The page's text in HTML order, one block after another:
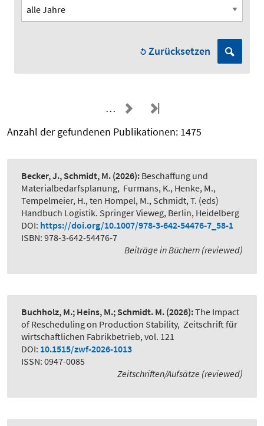
Zurücksetzen
…
Anzahl der gefundenen Publikationen: 1475
Becker, J., Schmidt, M. (2026): Beschaffung und
Materialbedarfsplanung, Furmans, K., Henke, M.,
Tempelmeier, H., ten Hompel, M., Schmidt, T. (eds)
Handbuch Logistik. Springer Vieweg, Berlin, Heidelberg
DOI: https://doi.org/10.1007/978-3-642-54476-7_58-1
ISBN: 978-3-642-54476-7
Beiträge in Büchern (reviewed)
Buchholz, M.; Heins, M.; Schmidt. M. (2026):The Impact
of Rescheduling on Production Stability, Zeitschrift für
wirtschaftlichen Fabrikbetrieb, vol. 121
DOI: 10.1515/zwf-2026-1013
ISSN: 0947-0085
Zeitschriften/Aufsätze (reviewed)